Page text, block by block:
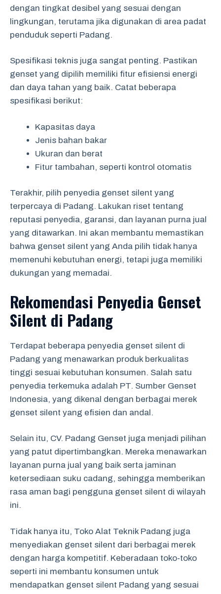
dengan tingkat desibel yang sesuai dengan
lingkungan, terutama jika digunakan di area padat
penduduk seperti Padang.
Spesifikasi teknis juga sangat penting. Pastikan
genset yang dipilih memiliki fitur efisiensi energi
dan daya tahan yang baik. Catat beberapa
spesifikasi berikut:
Kapasitas daya
Jenis bahan bakar
Ukuran dan berat
Fitur tambahan, seperti kontrol otomatis
Terakhir, pilih penyedia genset silent yang
terpercaya di Padang. Lakukan riset tentang
reputasi penyedia, garansi, dan layanan purna jual
yang ditawarkan. Ini akan membantu memastikan
bahwa genset silent yang Anda pilih tidak hanya
memenuhi kebutuhan energi, tetapi juga memiliki
dukungan yang memadai.
Rekomendasi Penyedia Genset
Silent di Padang
Terdapat beberapa penyedia genset silent di
Padang yang menawarkan produk berkualitas
tinggi sesuai kebutuhan konsumen. Salah satu
penyedia terkemuka adalah PT. Sumber Genset
Indonesia, yang dikenal dengan berbagai merek
genset silent yang efisien dan andal.
Selain itu, CV. Padang Genset juga menjadi pilihan
yang patut dipertimbangkan. Mereka menawarkan
layanan purna jual yang baik serta jaminan
ketersediaan suku cadang, sehingga memberikan
rasa aman bagi pengguna genset silent di wilayah
ini.
Tidak hanya itu, Toko Alat Teknik Padang juga
menyediakan genset silent dari berbagai merek
dengan harga kompetitif. Keberadaan toko-toko
seperti ini membantu konsumen untuk
mendapatkan genset silent Padang yang sesuai